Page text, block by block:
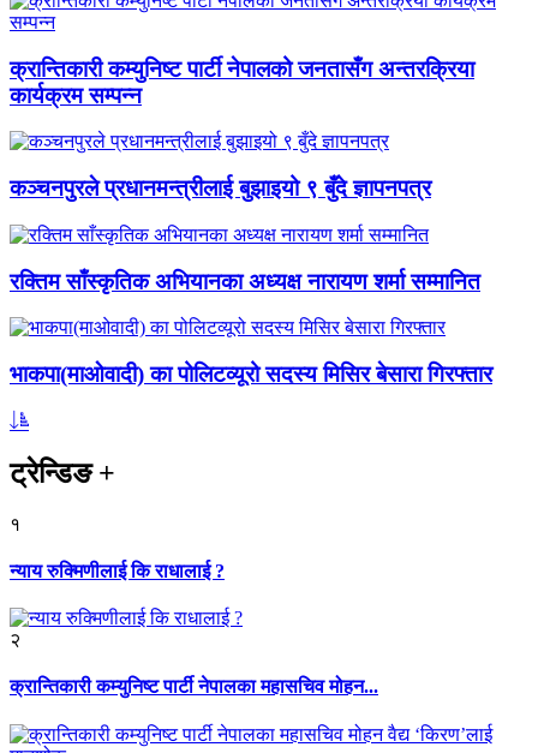
क्रान्तिकारी कम्युनिष्ट पार्टी नेपालको जनतासँग अन्तरक्रिया
कार्यक्रम सम्पन्न
कञ्चनपुरले प्रधानमन्त्रीलाई बुझाइयो ९ बुँदे ज्ञापनपत्र
रक्तिम साँस्कृतिक अभियानका अध्यक्ष नारायण शर्मा सम्मानित
भाकपा(माओवादी) का पोलिटव्यूरो सदस्य मिसिर बेसारा गिरफ्तार
ट्रेन्डिङ+
१
न्याय रुक्मिणीलाई कि राधालाई ?
२
क्रान्तिकारी कम्युनिष्ट पार्टी नेपालका महासचिव मोहन...